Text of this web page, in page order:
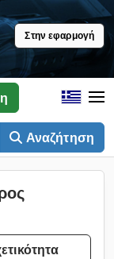
Στην εφαρμογή
Αναζήτηση